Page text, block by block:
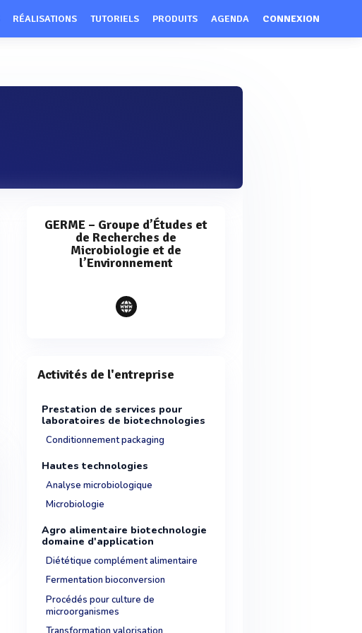
RÉALISATIONS TUTORIELS PRODUITS AGENDA CONNEXION
GERME – Groupe d’Études et
de Recherches de
Microbiologie et de
l’Environnement
Activités de l'entreprise
Prestation de services pour
laboratoires de biotechnologies
Conditionnement packaging
Hautes technologies
Analyse microbiologique
Microbiologie
Agro alimentaire biotechnologie
domaine d'application
Diététique complément alimentaire
Fermentation bioconversion
Procédés pour culture de
microorganismes